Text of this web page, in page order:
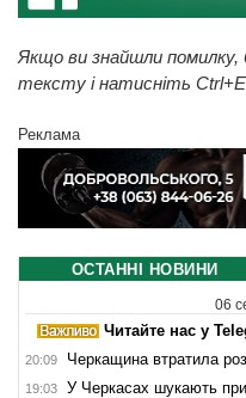
Якщо ви знайшли помилку,
тексту і натисніть
Реклама
ОСТАННІ НОВИНИ
06
Читайте нас у
20:09 Черкащина втратила
19:03 У Черкасах шукають